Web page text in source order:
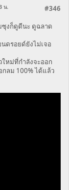
#346
น.
ซุงก็ดูดีนะ ดูฉลาด
ดรอยด์ยังไม่เจอ
ใหม่ที่กำลังจะออก
ลม 100% ได้แล้ว